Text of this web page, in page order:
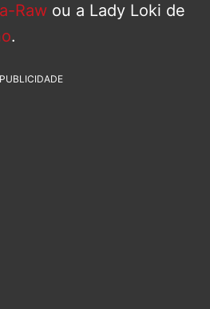
Raw ou a Lady Loki de
.
PUBLICIDADE